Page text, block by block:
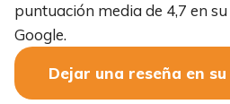
puntuación media de 4,7 en
Google.
Dejar una reseña en